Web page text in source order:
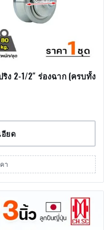
ง 2-1/2″ ร่องฉาก (ครบทั้ง
อียด
า